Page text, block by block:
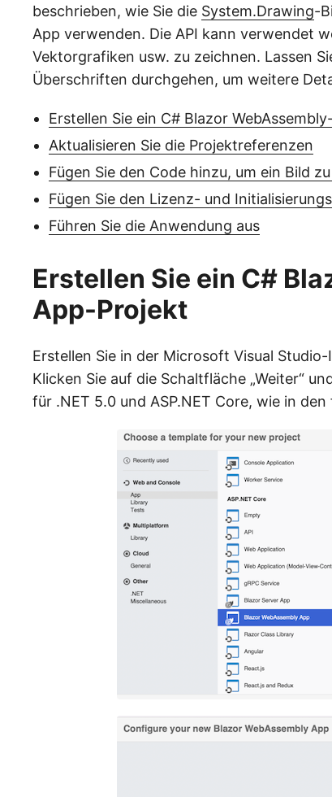
beschrieben, wie Sie die System.Drawing-
App verwenden. Die API kann verwendet
Vektorgrafiken usw. zu zeichnen. Lassen
Überschriften durchgehen, um weitere
Erstellen Sie ein C# Blazor
Aktualisieren Sie die Projektreferenzen
Fügen Sie den Code hinzu, um ein Bild
Fügen Sie den Lizenz- und
Führen Sie die Anwendung aus
Erstellen Sie ein C#
App-Projekt
Erstellen Sie in der Microsoft Visual
Klicken Sie auf die Schaltfläche „Weiter“
für .NET 5.0 und ASP.NET Core, wie in